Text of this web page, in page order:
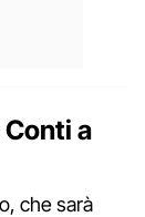
a
che sarà